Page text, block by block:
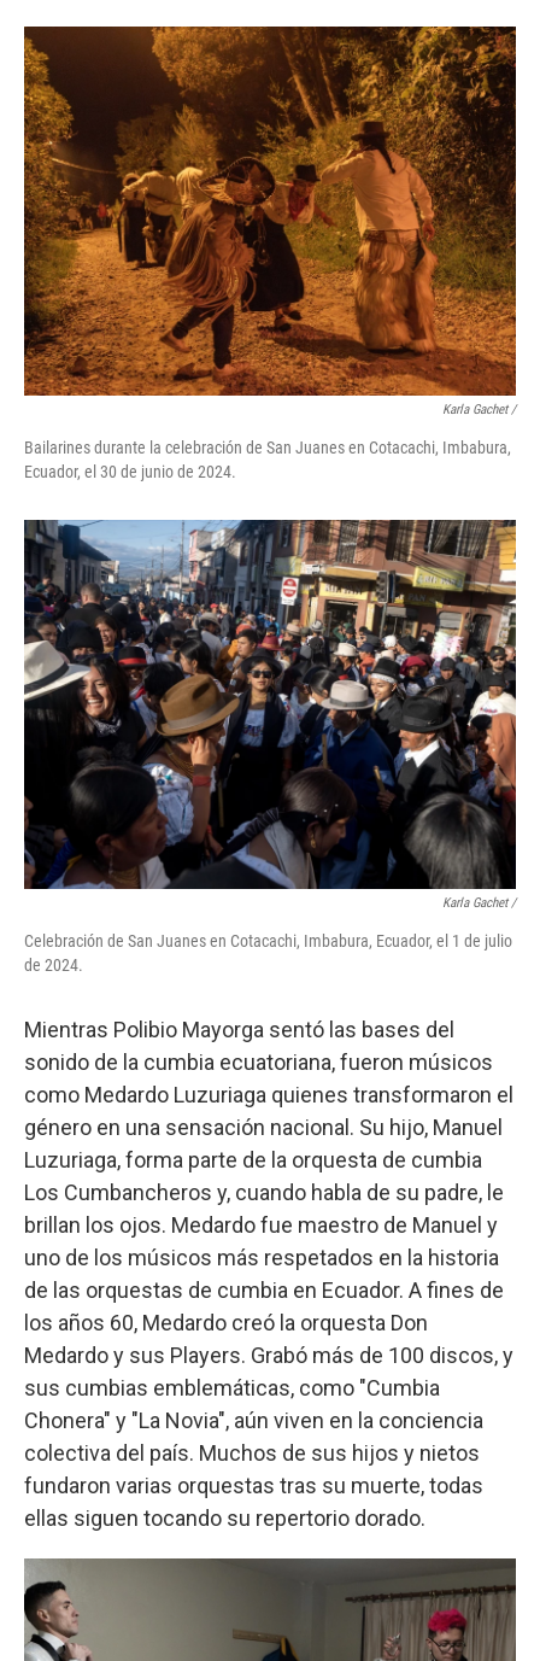
Karla Gachet/
Bailarines durante la celebración de San Juanes en Cotacachi, Imbabura,
Ecuador, el 30 de junio de 2024.
Karla Gachet/
Celebración de San Juanes en Cotacachi, Imbabura, Ecuador, el 1 de julio
de 2024.
Mientras Polibio Mayorga sentó las bases del
sonido de la cumbia ecuatoriana, fueron músicos
como Medardo Luzuriaga quienes transformaron el
género en una sensación nacional. Su hijo, Manuel
Luzuriaga, forma parte de la orquesta de cumbia
Los Cumbancheros y, cuando habla de su padre, le
brillan los ojos. Medardo fue maestro de Manuel y
uno de los músicos más respetados en la historia
de las orquestas de cumbia en Ecuador. A fines de
los años 60, Medardo creó la orquesta Don
Medardo y sus Players. Grabó más de 100 discos, y
sus cumbias emblemáticas, como "Cumbia
Chonera" y "La Novia", aún viven en la conciencia
colectiva del país. Muchos de sus hijos y nietos
fundaron varias orquestas tras su muerte, todas
ellas siguen tocando su repertorio dorado.